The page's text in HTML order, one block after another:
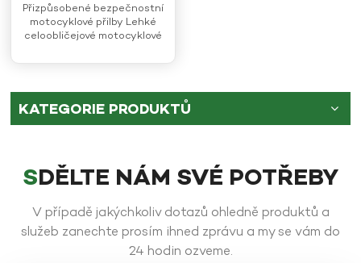
Přizpůsobené bezpečnostní
motocyklové přilby Lehké
celoobličejové motocyklové
KATEGORIE PRODUKTŮ
SDĚLTE NÁM SVÉ POTŘEBY
V případě jakýchkoliv dotazů ohledně produktů a
služeb zanechte prosím ihned zprávu a my se vám do
24 hodin ozveme.